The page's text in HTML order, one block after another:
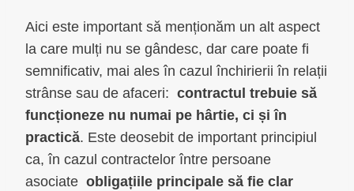
Aici este important să menționăm un alt aspect
la care mulți nu se gândesc, dar care poate fi
semnificativ, mai ales în cazul închirierii în relații
strânse sau de afaceri: contractul trebuie să
funcționeze nu numai pe hârtie, ci și în
practică. Este deosebit de important principiul
ca, în cazul contractelor între persoane
asociate obligațiile principale să fie clar